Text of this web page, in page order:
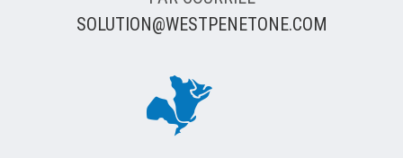
SOLUTION@WESTPENETONE.COM